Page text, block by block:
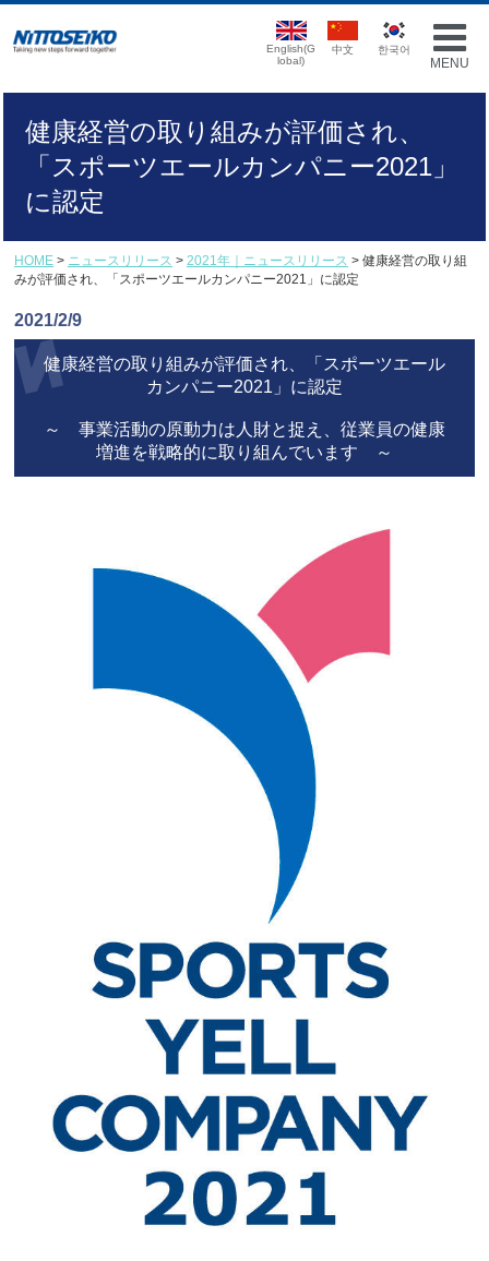
MENU
English(G
lobal)
中文 한국어
健康経営の取り組みが評価され、
「スポーツエールカンパニー2021」
に認定
HOME > ニュースリリース > 2021年｜ニュースリリース > 健康経営の取り組
みが評価され、「スポーツエールカンパニー2021」に認定
2021/2/9
健康経営の取り組みが評価され、「スポーツエール
カンパニー2021」に認定
～ 事業活動の原動力は人財と捉え、従業員の健康
増進を戦略的に取り組んでいます ～